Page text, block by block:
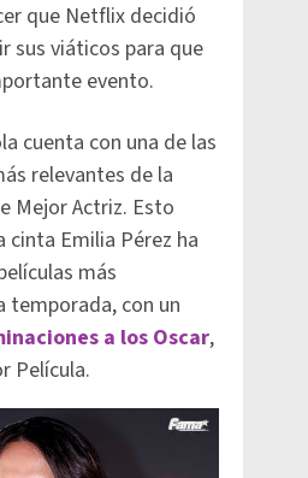
que Netflix decidió
sus viáticos para que
evento.
cuenta con una de las
relevantes de la
Mejor Actriz. Esto
cinta Emilia Pérez ha
más
temporada, con un
a los Oscar,
Película.